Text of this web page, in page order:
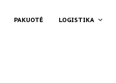
PAKUOTĖ LOGISTIKA